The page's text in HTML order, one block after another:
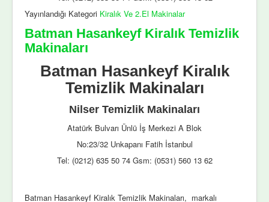
Yayınlandığı Kategori Kiralık Ve 2.El Makinalar
Batman Hasankeyf Kiralık Temizlik
Makinaları
Batman Hasankeyf Kiralık
Temizlik Makinaları
Nilser Temizlik Makinaları
Atatürk Bulvarı Ünlü İş Merkezi A Blok
No:23/32 Unkapanı Fatih İstanbul
Tel: (0212) 635 50 74 Gsm: (0531) 560 13 62
Batman Hasankeyf Kiralık Temizlik Makinaları, markalı